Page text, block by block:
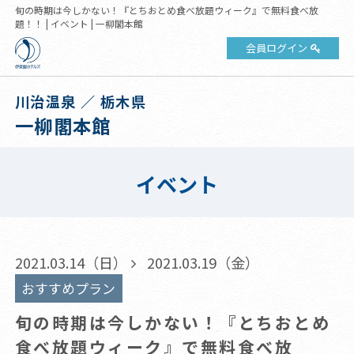
旬の時期は今しかない！『とちおとめ食べ放題ウィーク』で無料食べ放
題！！ | イベント | 一柳閣本館
会員ログイン
川治温泉 ／ 栃木県
一柳閣本館
イベント
2021.03.14（日） 2021.03.19（金）
おすすめプラン
旬の時期は今しかない！『とちおとめ
食べ放題ウィーク』で無料食べ放